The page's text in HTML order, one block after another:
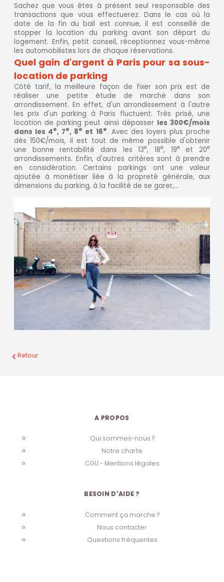
Sachez que vous êtes à présent seul responsable des
transactions que vous effectuerez. Dans le cas où la
date de la fin du bail est connue, il est conseillé de
stopper la location du parking avant son départ du
logement. Enfin, petit conseil, réceptionnez vous-même
les automobilistes lors de chaque réservations.
Quel gain d'argent à Paris pour sa sous-
location de parking
Côté tarif, la meilleure façon de fixer son prix est de
réaliser une petite étude de marché dans son
arrondissement. En effet, d'un arrondissement à l'autre
les prix d'un parking à Paris fluctuent. Très prisé, une
location de parking peut ainsi dépasser les 300€/mois
dans les 4e, 7e, 8e et 16e. Avec des loyers plus proche
dès 150€/mois, il est tout de même possible d'obtenir
une bonne rentabilité dans les 13e, 18e, 19eet 20e
arrondissements. Enfin, d'autres critères sont à prendre
en considération. Certains parkings ont une valeur
ajoutée à monétiser liée à la propreté générale, aux
dimensions du parking, à la facilité de se garer,...
Retour
A PROPOS
Qui sommes-nous ?
Notre charte
CGU - Mentions légales
BESOIN D'AIDE ?
Comment ça marche ?
Nous contacter
Questions fréquentes